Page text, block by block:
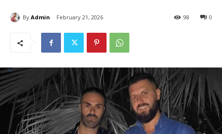
By Admin February 21, 2026 0
98